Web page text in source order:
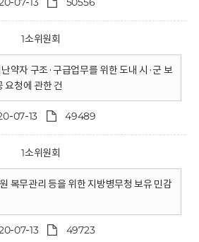
1소위원회
약자 구조·구급업무를 위한 도내 시·군 보
요청에 관한 건
07-13 49489
1소위원회
복무관리 등을 위한 지방병무청 보유 민감
07-13 49723